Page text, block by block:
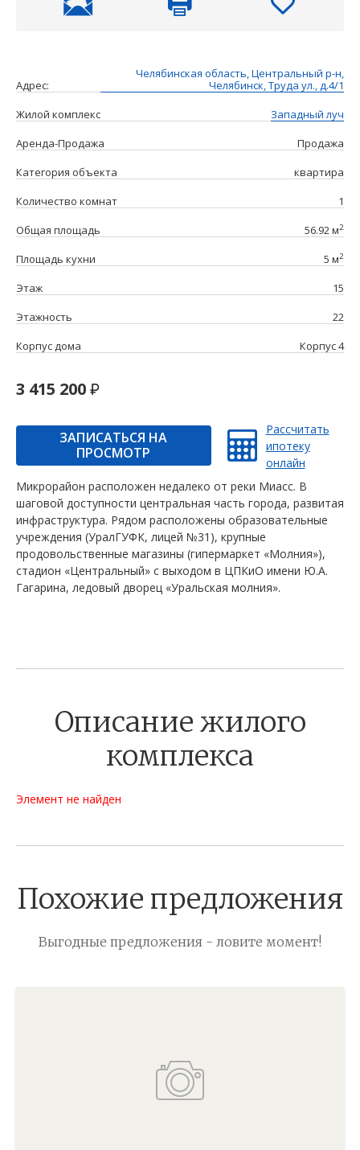
Адрес:
Челябинская область, Центральный р-н,
Челябинск, Труда ул., д.4/1
Жилой комплекс
Западный луч
Аренда-Продажа
Продажа
Категория объекта
квартира
Количество комнат
1
Общая площадь
56.92 м2
Площадь кухни 5 м2
Этаж
15
Этажность
22
Корпус дома
Корпус 4
3 415 200
ЗАПИСАТЬСЯ НА
ПРОСМОТР
Рассчитать
ипотеку
онлайн
Микрорайон расположен недалеко от реки Миасс. В
шаговой доступности центральная часть города, развитая
инфраструктура. Рядом расположены образовательные
учреждения (УралГУФК, лицей №31), крупные
продовольственные магазины (гипермаркет «Молния»),
стадион «Центральный» с выходом в ЦПКиО имени Ю.А.
Гагарина, ледовый дворец «Уральская молния».
Описание жилого
комплекса
Элемент не найден
Похожие предложения
Выгодные предложения - ловите момент!